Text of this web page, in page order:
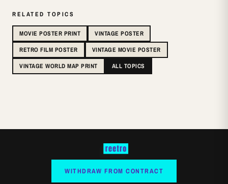
RELATED TOPICS
MOVIE POSTER PRINT
VINTAGE POSTER
RETRO FILM POSTER
VINTAGE MOVIE POSTER
VINTAGE WORLD MAP PRINT
ALL TOPICS
WITHDRAW FROM CONTRACT